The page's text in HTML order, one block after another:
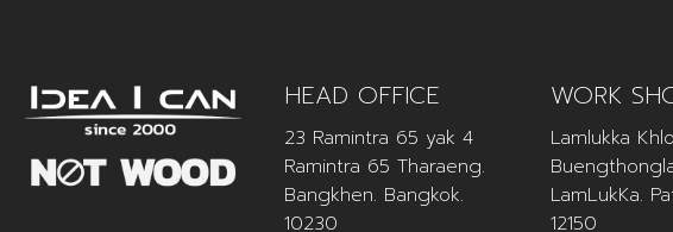
HEAD OFFICE
23 Ramintra 65 yak 4
Ramintra 65 Tharaeng.
Bangkhen. Bangkok.
10230
WORK
Lamlukka
LamLukKa.
12150